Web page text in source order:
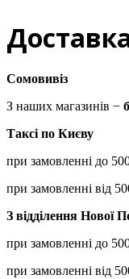
Сомовивіз
З наших магазинів −
Таксі по Києву
при замовленні до
при замовленні від
З відділення Нової
при замовленні до
при замовленні від